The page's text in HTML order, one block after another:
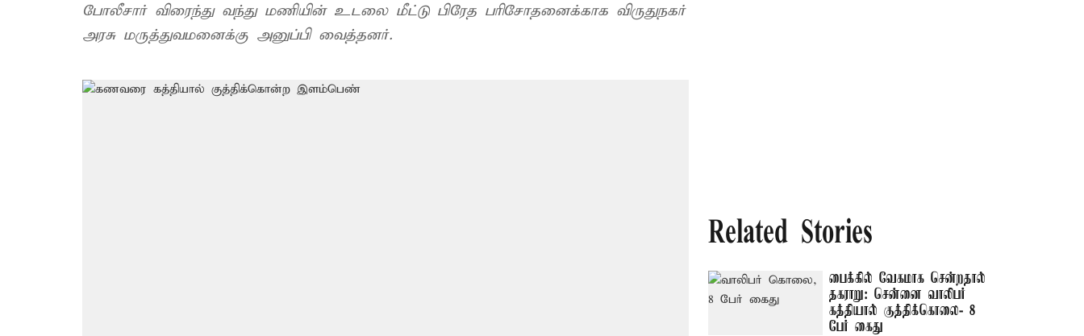
போலீசார் விரைந்து வந்து மணியின் உடலை மீட்டு பிரேத பரிசோதனைக்காக விருதுநகர்
அரசு மருத்துவமனைக்கு அனுப்பி வைத்தனர்.
Related Stories
பைக்கில் வேகமாக சென்றதால்
தகராறு: சென்னை வாலிபர்
கத்தியால் குத்திக்கொலை- 8
பேர் கைது